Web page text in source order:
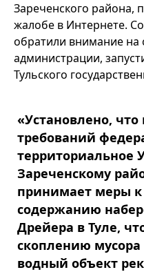
Зареченского района,
жалобе в Интернете.
обратили внимание на
администрации,
Тульского
«Установлено,
требований
территориальное
Зареченскому
принимает меры
содержанию
Дрейера в Туле,
скоплению
водный объект